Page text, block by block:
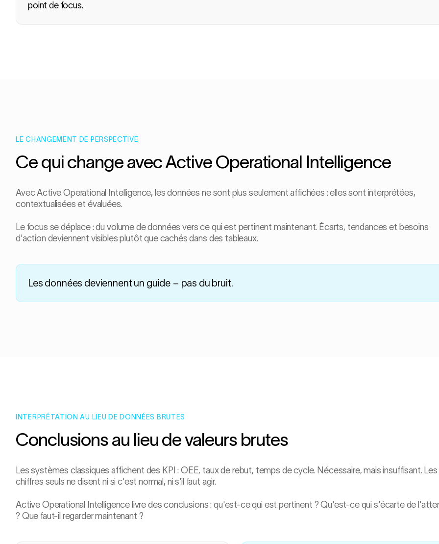
Alarmes actives · 2
Dérive timing S6
Projection OEE
point de focus.
LE CHANGEMENT DE PERSPECTIVE
Ce qui change avec Active Operational Intelligence
Avec Active Operational Intelligence, les données ne sont plus seulement affichées : elles sont interprétées,
contextualisées et évaluées.
Le focus se déplace : du volume de données vers ce qui est pertinent maintenant. Écarts, tendances et besoins
d'action deviennent visibles plutôt que cachés dans des tableaux.
Les données deviennent un guide – pas du bruit.
INTERPRÉTATION AU LIEU DE DONNÉES BRUTES
Conclusions au lieu de valeurs brutes
Les systèmes classiques affichent des KPI : OEE, taux de rebut, temps de cycle. Nécessaire, mais insuffisant. Les
chiffres seuls ne disent ni si c'est normal, ni s'il faut agir.
Active Operational Intelligence livre des conclusions : qu'est-ce qui est pertinent ? Qu'est-ce qui s'écarte de
? Que faut-il regarder maintenant ?